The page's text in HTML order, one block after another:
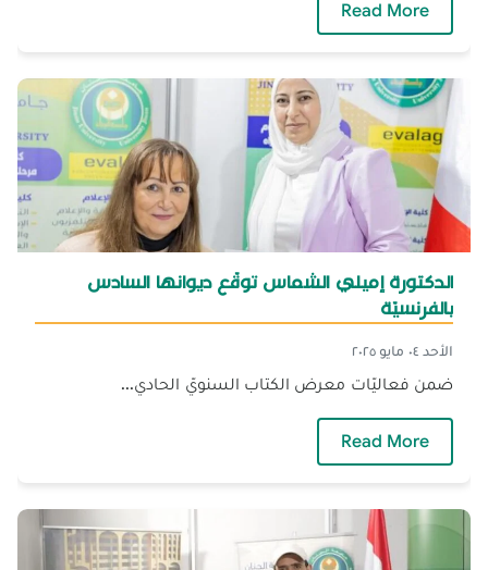
Read More
الدكتورة إميلي الشماس توقّع ديوانها السادس
بالفرنسيّة
الأحد ٠٤ مايو ٢٠٢٥
ضمن فعاليّات معرض الكتاب السنويّ الحادي...
Read More